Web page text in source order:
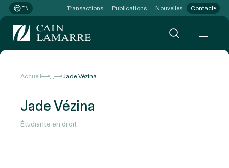
EN Transactions Publications Nouvelles Contact
Accueil ... Jade Vézina
Jade Vézina
Étudiante en droit